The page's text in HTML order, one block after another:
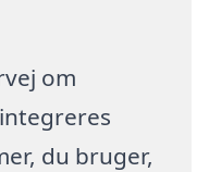
om
du bruger,